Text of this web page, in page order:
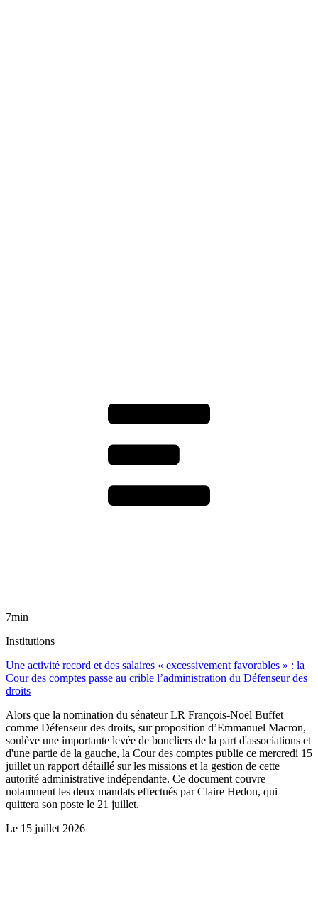
7min
Institutions
Une activité record et des salaires « excessivement favorables » : la
Cour des comptes passe au crible l’administration du Défenseur des
droits
Alors que la nomination du sénateur LR François-Noël Buffet
comme Défenseur des droits, sur proposition d’Emmanuel Macron,
soulève une importante levée de boucliers de la part d'associations et
d'une partie de la gauche, la Cour des comptes publie ce mercredi 15
juillet un rapport détaillé sur les missions et la gestion de cette
autorité administrative indépendante. Ce document couvre
notamment les deux mandats effectués par Claire Hedon, qui
quittera son poste le 21 juillet.
Le 15 juillet 2026